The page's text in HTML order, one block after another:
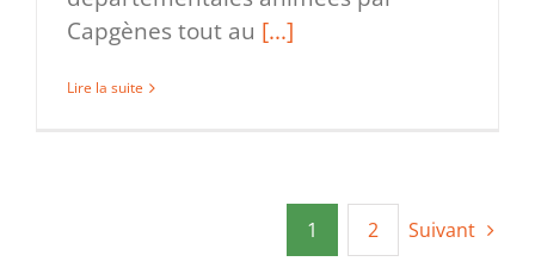
Capgènes tout au [...]
Lire la suite
1 2 Suivant